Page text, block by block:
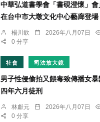
中華弘道書學會「書硯澄懷」
在台中市大墩文化中心藝廊登場
楊川欽 2026年八月07日
0 分享
社會 司法放大鏡
男子性侵偷拍又餵毒致傳播女
四年六月徒刑
林獻元 2026年八月07日
0 分享